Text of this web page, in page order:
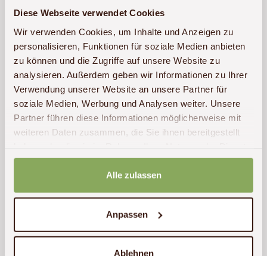
Diese Webseite verwendet Cookies
Wir verwenden Cookies, um Inhalte und Anzeigen zu
personalisieren, Funktionen für soziale Medien anbieten
zu können und die Zugriffe auf unsere Website zu
analysieren. Außerdem geben wir Informationen zu Ihrer
Verwendung unserer Website an unsere Partner für
soziale Medien, Werbung und Analysen weiter. Unsere
Partner führen diese Informationen möglicherweise mit
weiteren Daten zusammen, die Sie ihnen bereitgestellt
gesammelt haben.
Alle zulassen
Anpassen
Ablehnen
3050€
Tage
Selbstfahrerreise nach Tansania - Safari
im Süden